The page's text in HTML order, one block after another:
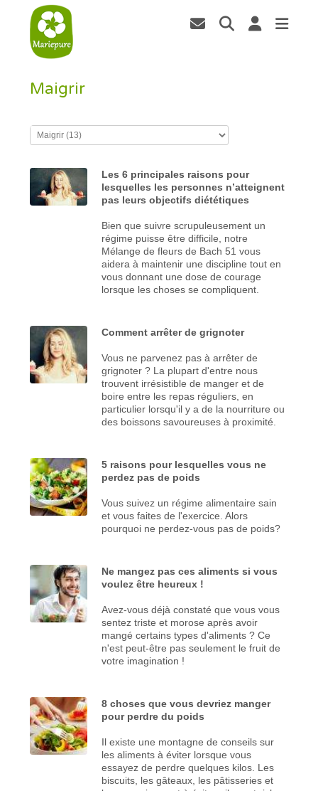
Maigrir
Les 6 principales raisons pour
lesquelles les personnes n’atteignent
pas leurs objectifs diététiques
Bien que suivre scrupuleusement un
régime puisse être difficile, notre
Mélange de fleurs de Bach 51 vous
aidera à maintenir une discipline tout en
vous donnant une dose de courage
lorsque les choses se compliquent.
Comment arrêter de grignoter
Vous ne parvenez pas à arrêter de
grignoter ? La plupart d'entre nous
trouvent irrésistible de manger et de
boire entre les repas réguliers, en
particulier lorsqu'il y a de la nourriture ou
des boissons savoureuses à proximité.
5 raisons pour lesquelles vous ne
perdez pas de poids
Vous suivez un régime alimentaire sain
et vous faites de l'exercice. Alors
pourquoi ne perdez-vous pas de poids?
Ne mangez pas ces aliments si vous
voulez être heureux !
Avez-vous déjà constaté que vous vous
sentez triste et morose après avoir
mangé certains types d'aliments ? Ce
n'est peut-être pas seulement le fruit de
votre imagination !
8 choses que vous devriez manger
pour perdre du poids
Il existe une montagne de conseils sur
les aliments à éviter lorsque vous
essayez de perdre quelques kilos. Les
biscuits, les gâteaux, les pâtisseries et